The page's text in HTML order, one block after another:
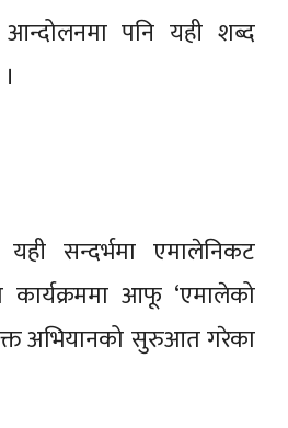
आन्दोलनमा पनि यही शब्द
यही सन्दर्भमा एमालेनिकट
कार्यक्रममा आफू ‘एमालेको
अभियानको सुरुआत गरेका